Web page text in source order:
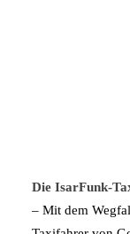
Die IsarFunk-
– Mit dem